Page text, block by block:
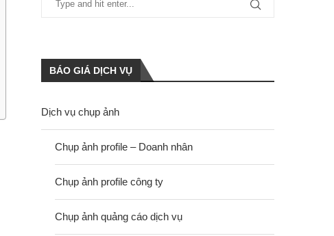
BÁO GIÁ DỊCH VỤ
Dịch vụ chụp ảnh
Chụp ảnh profile – Doanh nhân
Chụp ảnh profile công ty
Chụp ảnh quảng cáo dịch vụ